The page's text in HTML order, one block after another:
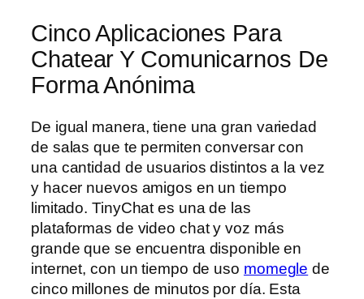
Cinco Aplicaciones Para
Chatear Y Comunicarnos De
Forma Anónima
De igual manera, tiene una gran variedad
de salas que te permiten conversar con
una cantidad de usuarios distintos a la vez
y hacer nuevos amigos en un tiempo
limitado. TinyChat es una de las
plataformas de video chat y voz más
grande que se encuentra disponible en
internet, con un tiempo de uso momegle de
cinco millones de minutos por día. Esta